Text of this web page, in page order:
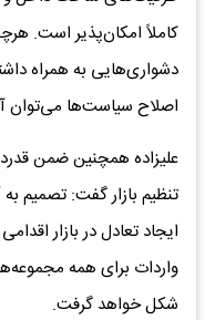
کاملاً امکان‌پذیر است.
دشواری‌هایی به همراه
اصلاح سیاست‌ها می‌توان
علیزاده همچنین ضمن
تنظیم بازار گفت: تصمیم
ایجاد تعادل در بازار
واردات برای همه
شکل خواهد گرفت.